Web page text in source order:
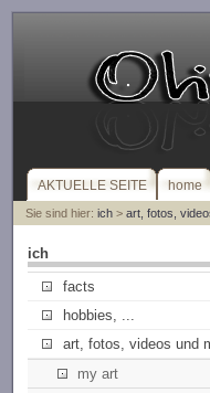
AKTUELLE SEITE home
Sie sind hier: ich> art, fotos,
ich
facts
hobbies, ...
art, fotos, videos und
my art